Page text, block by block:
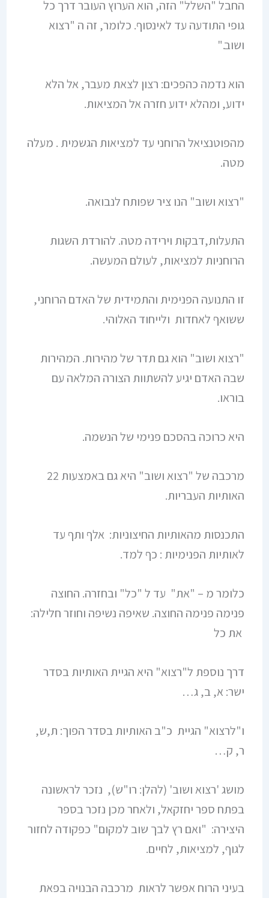
החבל "השלל" הזה, הוא הערוץ העובר דרך כל
גופי התודעה עד לאינסוף. כלומר, זה ה "רצוא
ושוב."
הוא נדמה כהפכים: רצון לצאת מעבר, אל הלא
ידוע, ומהלא ידוע חזרה אל המציאות.
מהפוטנציאל הרוחני עד למציאות הגשמית . מעלה
מטה.
"רצוא ושוב" הנו ציר שפותח לנבואה.
התעלות,דבקות וירידה מטה. להורדת השגות
הרוחניות למציאות, לעולם המעשה.
זו התנועה הפנימית והתמידית של האדם הרוחני,
ששואף לאחדות ולייחוד האלוהי.
"רצוא ושוב" הוא גם תדר של מהירות. המהירות
שבה האדם יגיע להשתוות הצורה המלאה עם
בוראו.
היא כרוכה בהסכם פנימי של הנשמה.
מרכבה של "רצוא ושוב" היא גם באמצעות 22
האותיות העבריות.
התכנסות מהאותיות החיצוניות: אלף ותף עד
לאותיות הפנימיות : כף למד.
כלומר מ – "את" עד ל "כל" ובחזרה. החוצה
פנימה פנימה החוצה. שאיפה נשיפה וחוזר חלילה:
את כל
דרך נוספת ל"רצוא" היא הגיית האותיות בסדר
ישר: א, ב, ג…
ו"לרצוא" הגיית כ"ב האותיות בסדר הפוך: ת,ש,
ר, ק…
מושג 'רצוא ושוב' (להלן: רו"ש), נזכר לראשונה
בפתח ספר יחזקאל, ולאחר מכן נזכר בספר
היצירה: "ואם רץ לבך שוב למקום" כפקודה לחזור
לגוף, למציאות, לחיים.
בעיני הרוח אפשר לראות מרכבה הבנויה בפאת